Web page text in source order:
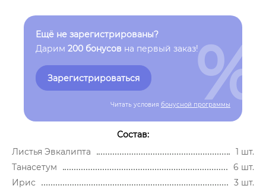
Ещё не зарегистрированы?
Дарим 200 бонусов на первый заказ!
Зарегистрироваться
Читать условия бонусной программы
%
Состав:
Листья Эвкалипта
1 шт.
Танасетум
6 шт.
Ирис
3 шт.